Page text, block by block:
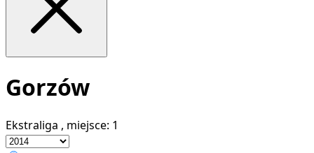
Gorzów
Ekstraliga , miejsce: 1